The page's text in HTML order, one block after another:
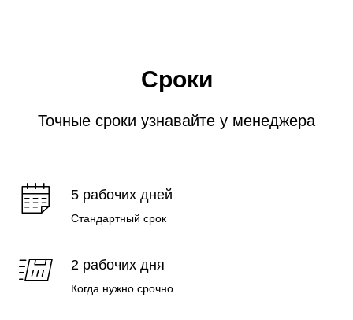
Сроки
Точные сроки узнавайте у менеджера
5 рабочих дней
Стандартный срок
2 рабочих дня
Когда нужно срочно